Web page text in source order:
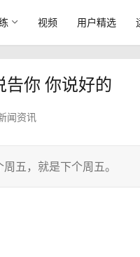
视频 用户精选
告你 你说好的
闻资讯
五，就是下个周五。